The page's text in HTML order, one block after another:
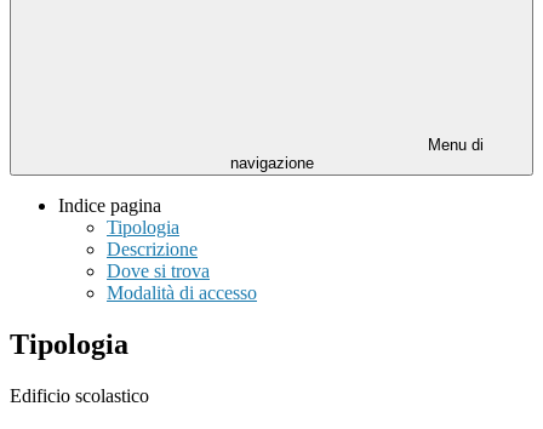
Menu di
navigazione
Indice pagina
Tipologia
Descrizione
Dove si trova
Modalità di accesso
Tipologia
Edificio scolastico